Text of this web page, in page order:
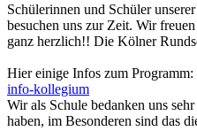
Schülerinnen und Schüler
besuchen uns zur Zeit. Wir
ganz herzlich!! Die Kölner
Hier einige Infos zum Programm:
info-kollegium
Wir als Schule bedanken uns
haben, im Besonderen sind das